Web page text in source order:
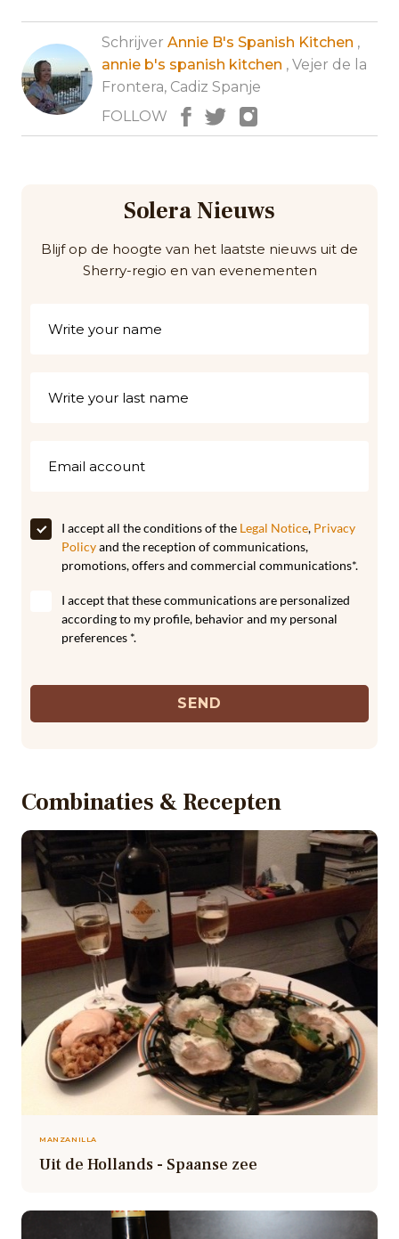
Schrijver Annie B's Spanish Kitchen ,
annie b's spanish kitchen , Vejer de la
Frontera, Cadiz Spanje
FOLLOW
Solera Nieuws
Blijf op de hoogte van het laatste nieuws uit de
Sherry-regio en van evenementen
I accept all the conditions of the Legal Notice, Privacy
Policyand the reception of communications,
promotions, offers and commercial communications*.
I accept that these communications are personalized
according to my profile, behavior and my personal
preferences *.
SEND
Combinaties & Recepten
MANZANILLA
Uit de Hollands - Spaanse zee